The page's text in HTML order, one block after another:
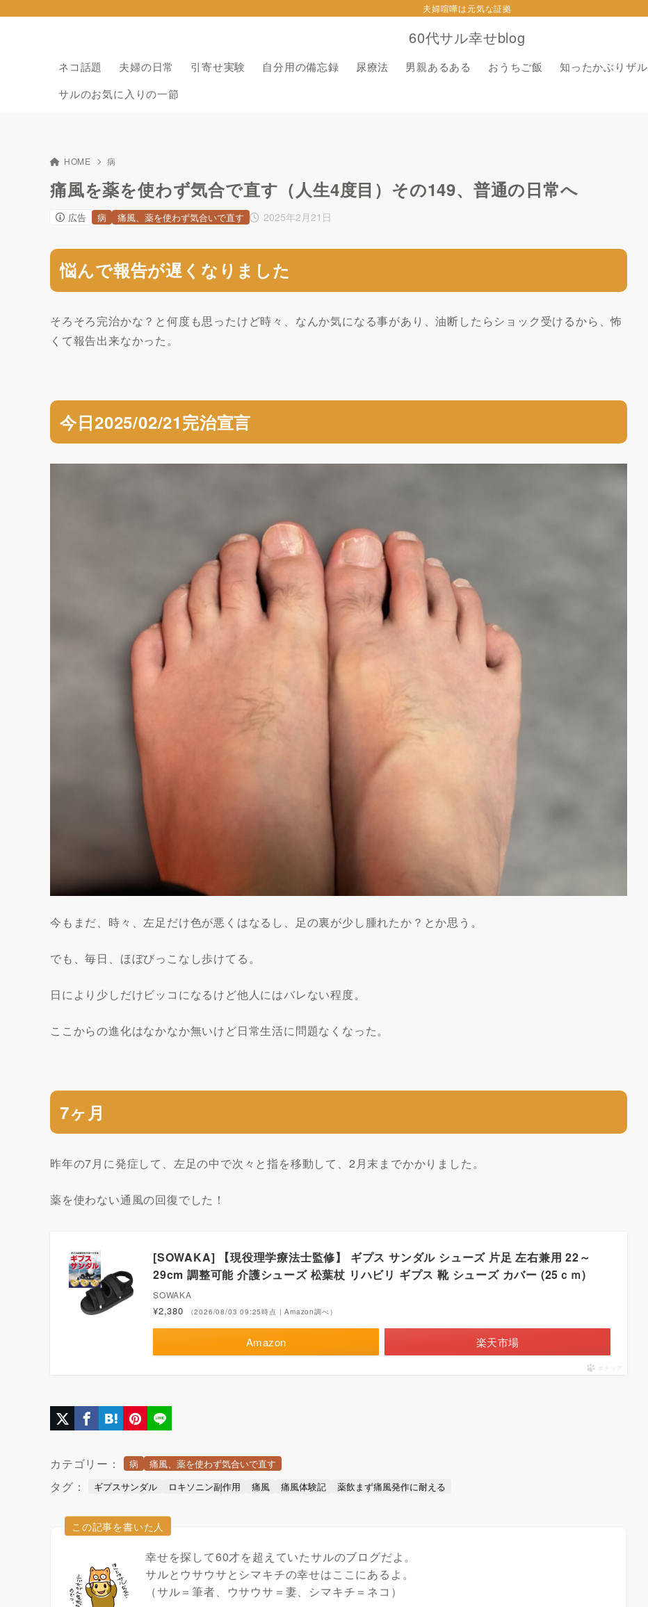
60代サル幸せblog
夫婦喧嘩は元気な証拠
ネコ話題 夫婦の日常 引寄せ実験 自分用の備忘録 尿療法 男親あるある おうちご飯 知ったかぶりザル
サルのお気に入りの一節
HOME 病
痛風を薬を使わず気合で直す（人生4度目）その149、普通の日常へ
広告 2025年2月21日
病 痛風、薬を使わず気合いで直す
悩んで報告が遅くなりました
そろそろ完治かな？と何度も思ったけど時々、なんか気になる事があり、油断したらショック受けるから、怖
くて報告出来なかった。
今日2025/02/21完治宣言
今もまだ、時々、左足だけ色が悪くはなるし、足の裏が少し腫れたか？とか思う。
でも、毎日、ほぼびっこなし歩けてる。
日により少しだけビッコになるけど他人にはバレない程度。
ここからの進化はなかなか無いけど日常生活に問題なくなった。
7ヶ月
昨年の7月に発症して、左足の中で次々と指を移動して、2月末までかかりました。
薬を使わない通風の回復でした！
[SOWAKA] 【現役理学療法士監修】 ギプス サンダル シューズ 片足 左右兼用 22～
29cm 調整可能 介護シューズ 松葉杖 リハビリ ギプス 靴 シューズ カバー (25ｃｍ)
SOWAKA
¥2,380 （2026/08/03 09:25時点 | Amazon調べ）
Amazon 楽天市場
ポチップ
カテゴリー： 病 痛風、薬を使わず気合いで直す
タグ： ギプスサンダル ロキソニン副作用 痛風 痛風体験記 薬飲まず痛風発作に耐える
この記事を書いた人
幸せを探して60才を超えていたサルのブログだよ。
サルとウサウサとシマキチの幸せはここにあるよ。
（サル＝筆者、ウサウサ＝妻、シマキチ＝ネコ）